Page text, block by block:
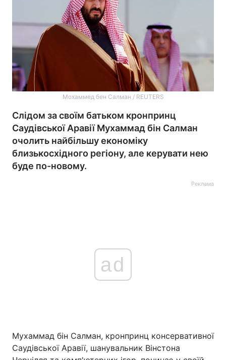
Мохаммед бен Салман / REUTERS
Слідом за своїм батьком кронпринц
Саудівської Аравії Мухаммад бін Салман
очолить найбільшу економіку
близькосхідного регіону, але керувати нею
буде по-новому.
Реклама
ad
Мухаммад бін Салман, кронпринц консервативної
Саудівської Аравії, шанувальник Вінстона